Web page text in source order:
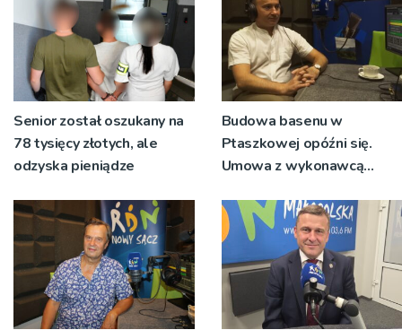
Senior został oszukany na
78 tysięcy złotych, ale
odzyska pieniądze
Budowa basenu w
Ptaszkowej opóźni się.
Umowa z wykonawcą
nie zostanie podpisana